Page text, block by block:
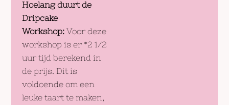
Hoelang duurt de
Dripcake
Workshop:Voor deze
workshop is er *2 1/2
uur tijd berekend in
de prijs. Dit is
voldoende om een
leuke taart te maken,